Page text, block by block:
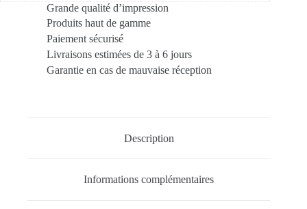
Grande qualité d’impression
Produits haut de gamme
Paiement sécurisé
Livraisons estimées de 3 à 6 jours
Garantie en cas de mauvaise réception
Description
Informations complémentaires